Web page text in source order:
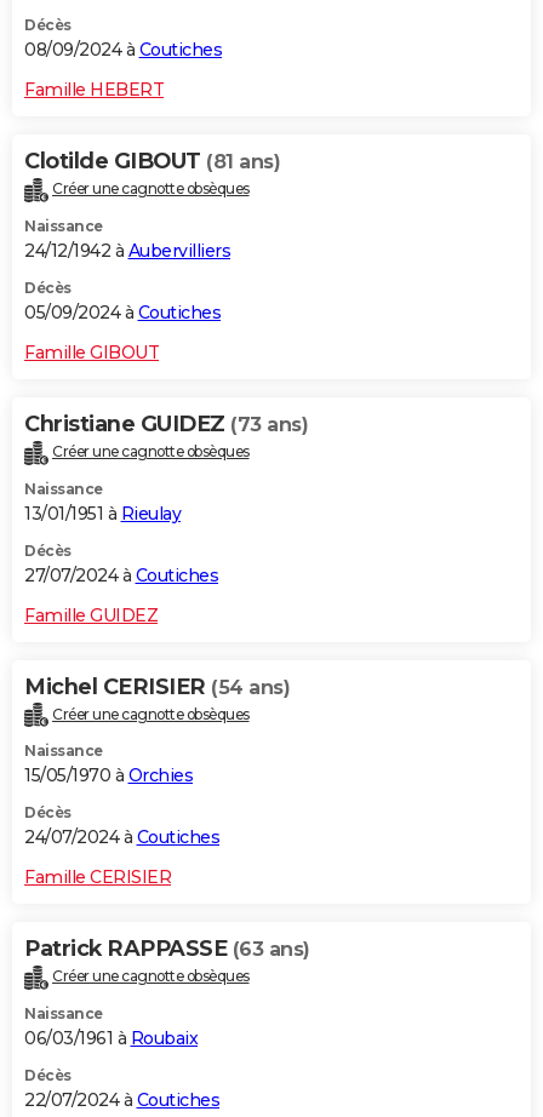
Décès
08/09/2024 à Coutiches
Famille HEBERT
Clotilde GIBOUT (81 ans)
Créer une cagnotte obsèques
Naissance
24/12/1942 à Aubervilliers
Décès
05/09/2024 à Coutiches
Famille GIBOUT
Christiane GUIDEZ (73 ans)
Créer une cagnotte obsèques
Naissance
13/01/1951 à Rieulay
Décès
27/07/2024 à Coutiches
Famille GUIDEZ
Michel CERISIER (54 ans)
Créer une cagnotte obsèques
Naissance
15/05/1970 à Orchies
Décès
24/07/2024 à Coutiches
Famille CERISIER
Patrick RAPPASSE (63 ans)
Créer une cagnotte obsèques
Naissance
06/03/1961 à Roubaix
Décès
22/07/2024 à Coutiches